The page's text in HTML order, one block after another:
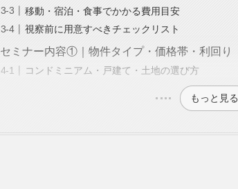
移動・宿泊・食事でかかる費用目安
視察前に用意すべきチェックリスト
セミナー内容①｜物件タイプ・価格帯・利回り
コンドミニアム・戸建て・土地の選び方
もっと見る